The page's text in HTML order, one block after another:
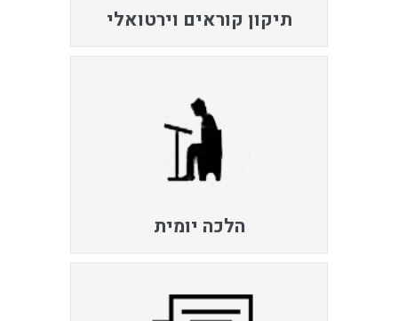
תיקון קוראים וירטואלי
הלכה יומית